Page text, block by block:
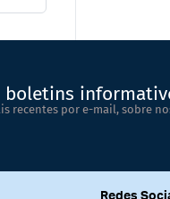
boletins
recentes por e-mail, sobre
Redes